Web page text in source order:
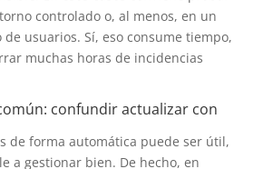
controlado o, al menos, en un
usuarios. Sí, eso consume tiempo,
muchas horas de incidencias
confundir actualizar con
de forma automática puede ser útil,
a gestionar bien. De hecho, en